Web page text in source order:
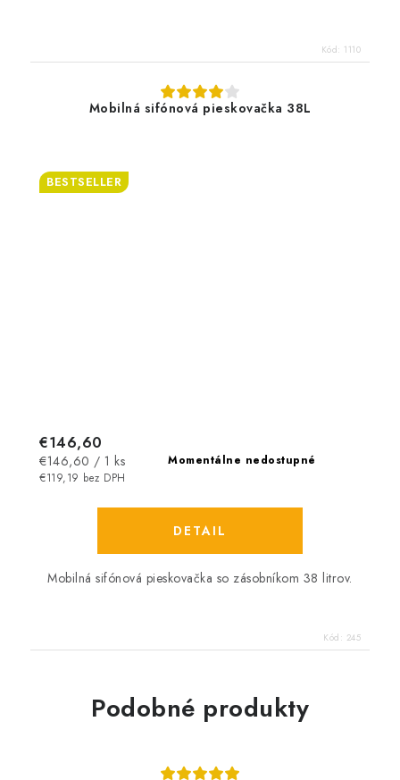
Kód: 1110
Mobilná sifónová pieskovačka 38L
BESTSELLER
Momentálne nedostupné
€119,19 bez DPH
€146,60
Jednotková
cena:
€146,60 / 1 ks
DETAIL
Mobilná sifónová pieskovačka so zásobníkom 38 litrov.
Kód: 245
Podobné produkty